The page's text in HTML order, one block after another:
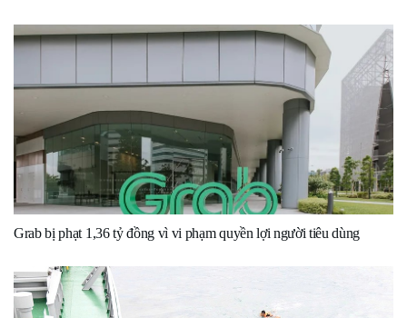
Grab bị phạt 1,36 tỷ đồng vì vi phạm quyền lợi người tiêu dùng